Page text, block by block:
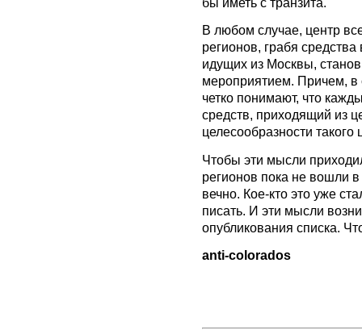
В любом случае, центр
регионов, грабя средства
идущих из Москвы,
мероприятием. Причем, в
четко понимают, что
средств, приходящий из
целесообразности такого
Чтобы эти мысли
регионов пока не вошли в
вечно. Кое-кто это уже
писать. И эти мысли
опубликования списка.
anti-colorados